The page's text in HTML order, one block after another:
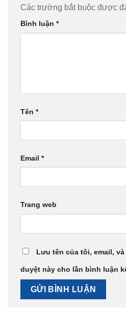
Các trường bắt buộc được
Bình luận *
Tên *
Email *
Trang web
Lưu tên của tôi, email,
duyệt này cho lần bình luận